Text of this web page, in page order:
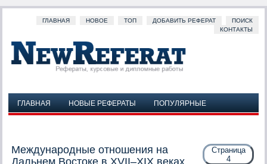
ГЛАВНАЯ НОВОЕ ТОП ДОБАВИТЬ РЕФЕРАТ
ПОИСК
КОНТАКТЫ
ГЛАВНАЯ НОВЫЕ РЕФЕРАТЫ
ПОПУЛЯРНЫЕ
Страница
4
Международные отношения на
Дальнем Востоке в XVII–XIX веках